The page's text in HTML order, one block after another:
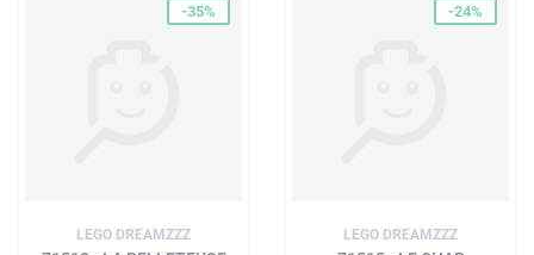
-35%
LEGO DREAMZZZ
-24%
LEGO DREAMZZZ